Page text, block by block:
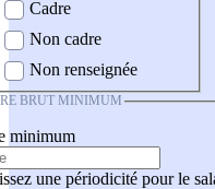
Cadre
Non cadre
Non renseignée
BRUT MINIMUM
minimum
une périodicité pour le